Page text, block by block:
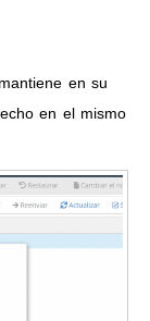
en su
en el mismo